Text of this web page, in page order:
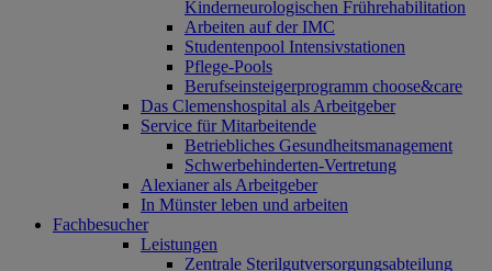
Kinderneurologischen Frührehabilitation
Arbeiten auf der IMC
Studentenpool Intensivstationen
Pflege-Pools
Berufseinsteigerprogramm choose&care
Das Clemenshospital als Arbeitgeber
Service für Mitarbeitende
Betriebliches Gesundheitsmanagement
Schwerbehinderten-Vertretung
Alexianer als Arbeitgeber
In Münster leben und arbeiten
Fachbesucher
Leistungen
Zentrale Sterilgutversorgungsabteilung